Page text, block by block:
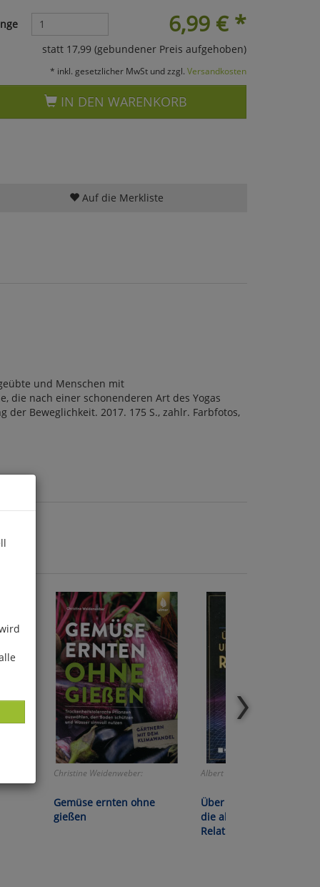
6,99 €*
statt 17,99 (gebundener Preis aufgehoben)
* inkl. gesetzlicher MwSt und zzgl. Versandkosten
IN DEN WARENKORB
Auf die Merkliste
und Menschen mit
die nach einer schonenderen Art des Yogas
Beweglichkeit. 2017. 175 S., zahlr. Farbfotos,
Christine Weidenweber:
Gemüse ernten ohne
gießen
Albert Einstein:
Über die spezielle und
die allgemeine
Relativitätstheorie